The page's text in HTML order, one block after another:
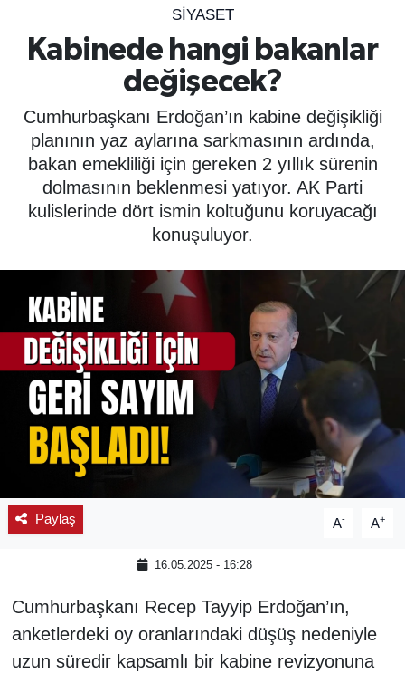
SİYASET
Kabinede hangi bakanlar
değişecek?
Cumhurbaşkanı Erdoğan’ın kabine değişikliği
planının yaz aylarına sarkmasının ardında,
bakan emekliliği için gereken 2 yıllık sürenin
dolmasının beklenmesi yatıyor. AK Parti
kulislerinde dört ismin koltuğunu koruyacağı
konuşuluyor.
Paylaş A- A+
16.05.2025 - 16:28
Cumhurbaşkanı Recep Tayyip Erdoğan’ın,
anketlerdeki oy oranlarındaki düşüş nedeniyle
uzun süredir kapsamlı bir kabine revizyonuna
SPOR
YAŞAM
BİLİM - TEKNOLOJİ
KADIN
MAGAZİN